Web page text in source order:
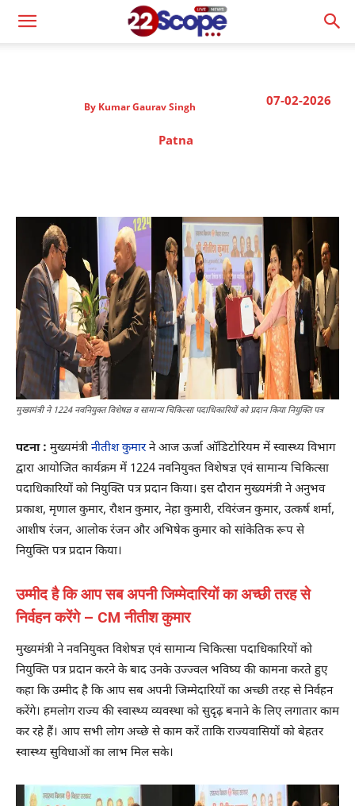
07-02-2026
By Kumar Gaurav Singh
Patna
मुख्यमंत्री ने 1224 नवनियुक्त विशेषज्ञ व सामान्य चिकित्सा पदाधिकारियों को प्रदान किया नियुक्ति पत्र
पटना : मुख्यमंत्री नीतीश कुमारने आज ऊर्जा ऑडिटोरियम में स्वास्थ्य विभाग
द्वारा आयोजित कार्यक्रम में 1224 नवनियुक्त विशेषज्ञ एवं सामान्य चिकित्सा
पदाधिकारियों को नियुक्ति पत्र प्रदान किया। इस दौरान मुख्यमंत्री ने अनुभव
प्रकाश, मृणाल कुमार, रौशन कुमार, नेहा कुमारी, रविरंजन कुमार, उत्कर्ष शर्मा,
आशीष रंजन, आलोक रंजन और अभिषेक कुमार को सांकेतिक रूप से
नियुक्ति पत्र प्रदान किया।
उम्मीद है कि आप सब अपनी जिम्मेदारियों का अच्छी तरह से
निर्वहन करेंगे – CM नीतीश कुमार
मुख्यमंत्री ने नवनियुक्त विशेषज्ञ एवं सामान्य चिकित्सा पदाधिकारियों को
नियुक्ति पत्र प्रदान करने के बाद उनके उज्ज्वल भविष्य की कामना करते हुए
कहा कि उम्मीद है कि आप सब अपनी जिम्मेदारियों का अच्छी तरह से निर्वहन
करेंगे। हमलोग राज्य की स्वास्थ्य व्यवस्था को सुदृढ़ बनाने के लिए लगातार काम
कर रहे हैं। आप सभी लोग अच्छे से काम करें ताकि राज्यवासियों को बेहतर
स्वास्थ्य सुविधाओं का लाभ मिल सके।